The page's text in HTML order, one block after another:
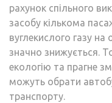
рахунок спільного
засобу кількома
вуглекислого газу
значно знижується.
екологію та прагне
можуть обрати
транспорту.